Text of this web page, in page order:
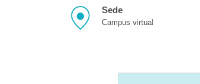
Sede
Campus virtual